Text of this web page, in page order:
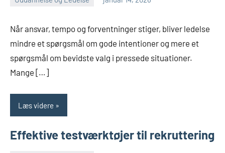
Når ansvar, tempo og forventninger stiger, bliver ledelse
mindre et spørgsmål om gode intentioner og mere et
spørgsmål om bevidste valg i pressede situationer.
Mange […]
Læs videre
Effektive testværktøjer til rekruttering